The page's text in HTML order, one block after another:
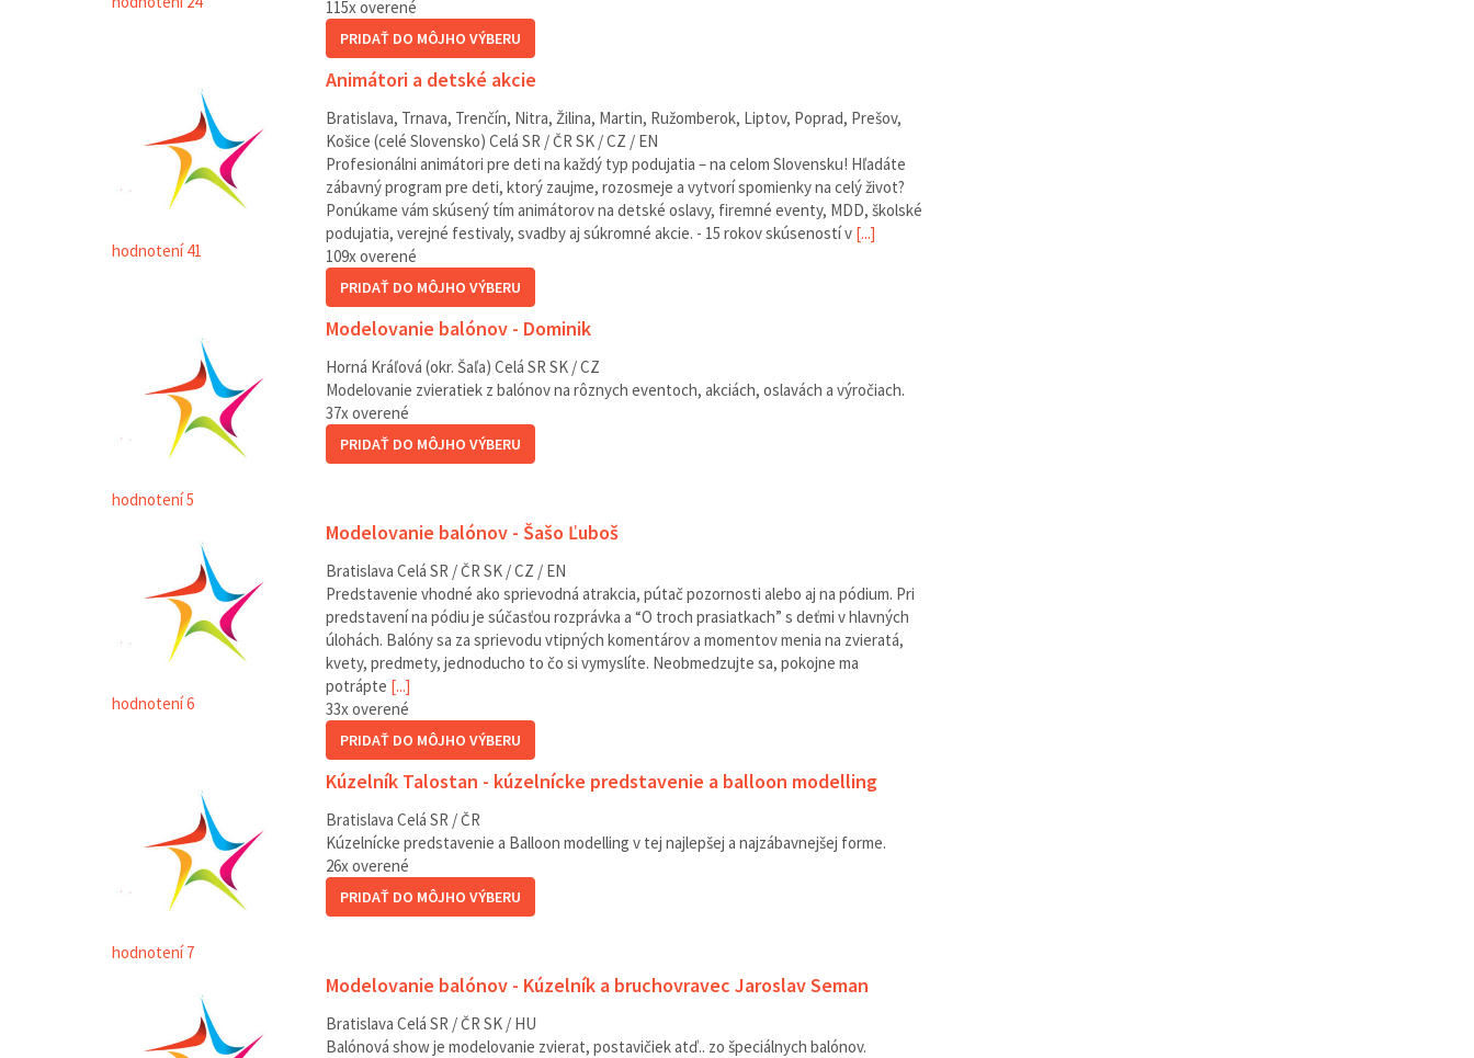
115x overené
PRIDAŤ DO MÔJHO VÝBERU
hodnotení 41
Animátori a detské akcie
Bratislava, Trnava, Trenčín, Nitra, Žilina, Martin, Ružomberok, Liptov, Poprad, Prešov,
Košice (celé Slovensko) Celá SR / ČR SK / CZ / EN
Profesionálni animátori pre deti na každý typ podujatia – na celom Slovensku! Hľadáte
zábavný program pre deti, ktorý zaujme, rozosmeje a vytvorí spomienky na celý život?
Ponúkame vám skúsený tím animátorov na detské oslavy, firemné eventy, MDD, školské
podujatia, verejné festivaly, svadby aj súkromné akcie. - 15 rokov skúseností v [...]
109x overené
PRIDAŤ DO MÔJHO VÝBERU
hodnotení 5
Modelovanie balónov - Dominik
Horná Kráľová (okr. Šaľa) Celá SR SK / CZ
Modelovanie zvieratiek z balónov na rôznych eventoch, akciách, oslavách a výročiach.
37x overené
PRIDAŤ DO MÔJHO VÝBERU
hodnotení 6
Modelovanie balónov - Šašo Ľuboš
Bratislava Celá SR / ČR SK / CZ / EN
Predstavenie vhodné ako sprievodná atrakcia, pútač pozornosti alebo aj na pódium. Pri
predstavení na pódiu je súčasťou rozprávka a “O troch prasiatkach” s deťmi v hlavných
úlohách. Balóny sa za sprievodu vtipných komentárov a momentov menia na zvieratá,
kvety, predmety, jednoducho to čo si vymyslíte. Neobmedzujte sa, pokojne ma
potrápte [...]
33x overené
PRIDAŤ DO MÔJHO VÝBERU
hodnotení 7
Kúzelník Talostan - kúzelnícke predstavenie a balloon modelling
Bratislava Celá SR / ČR
Kúzelnícke predstavenie a Balloon modelling v tej najlepšej a najzábavnejšej forme.
26x overené
PRIDAŤ DO MÔJHO VÝBERU
Modelovanie balónov - Kúzelník a bruchovravec Jaroslav Seman
Bratislava Celá SR / ČR SK / HU
Balónová show je modelovanie zvierat, postavičiek atď.. zo špeciálnych balónov.